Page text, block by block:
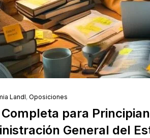
Landl, Oposiciones
para
General del